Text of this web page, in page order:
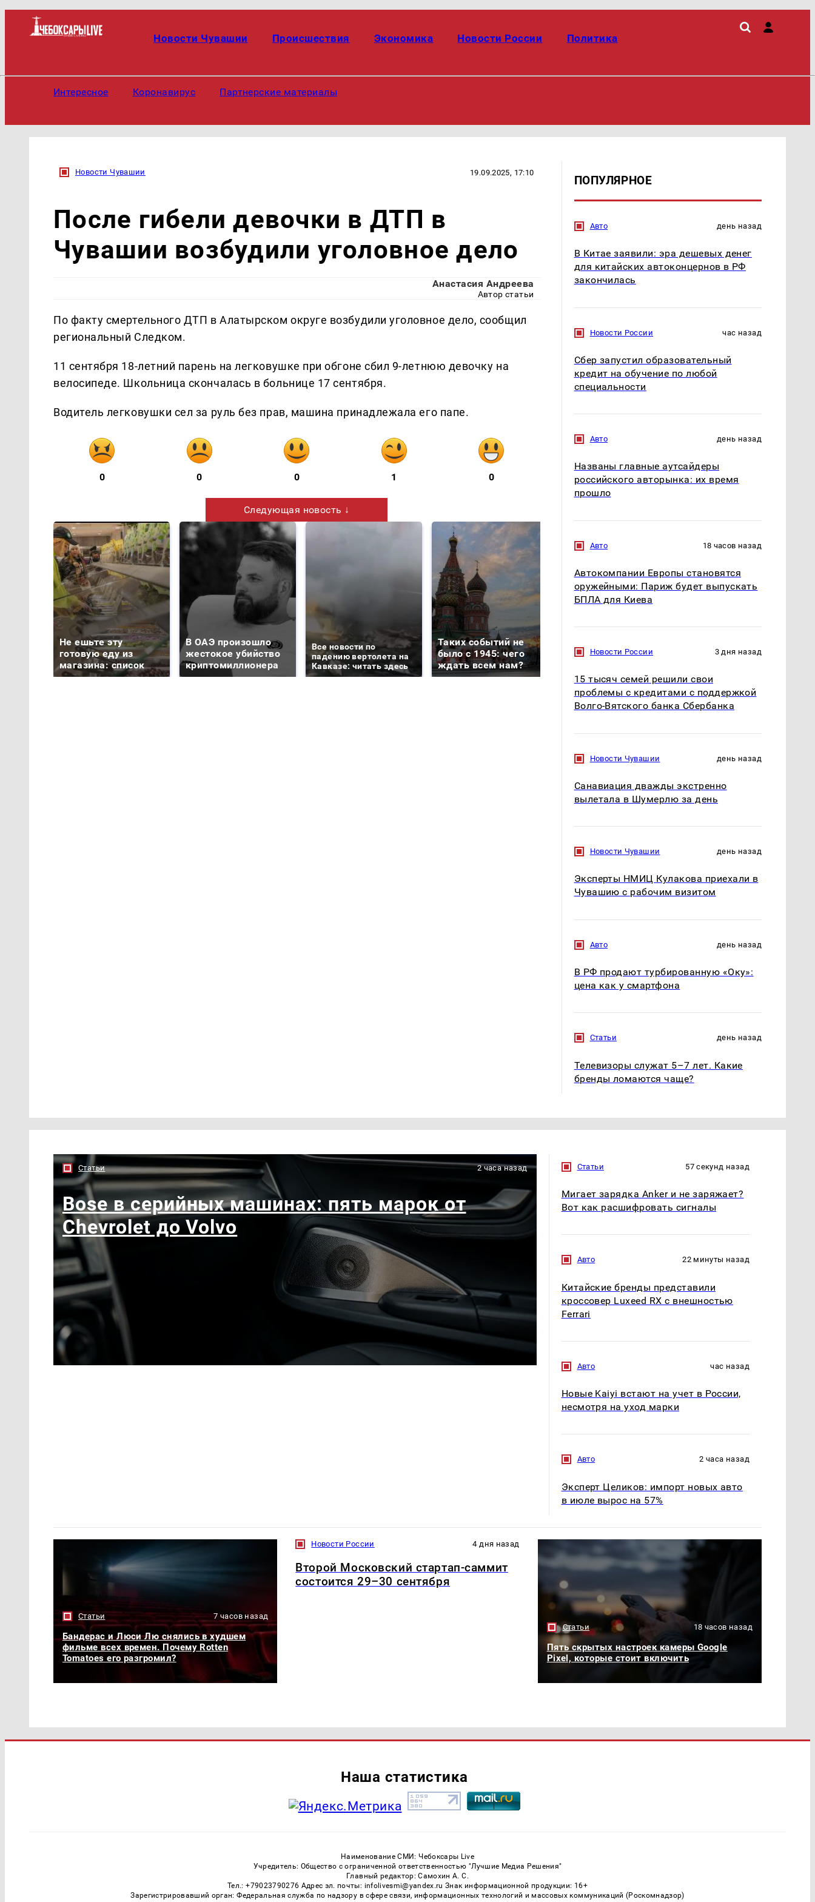
Новости Чувашии Происшествия Экономика Новости России Политика
Интересное Коронавирус Партнерские материалы
Новости Чувашии 19.09.2025, 17:10
После гибели девочки в ДТП в
Чувашии возбудили уголовное дело
Анастасия Андреева
Автор статьи
По факту смертельного ДТП в Алатырском округе возбудили уголовное дело, сообщил
региональный Следком.
11 сентября 18-летний парень на легковушке при обгоне сбил 9-летнюю девочку на
велосипеде. Школьница скончалась в больнице 17 сентября.
Водитель легковушки сел за руль без прав, машина принадлежала его папе.
0 0 0 1 0
Следующая новость ↓
Не ешьте эту
готовую еду из
магазина: список
В ОАЭ произошло
жестокое убийство
криптомиллионера
Все новости по
падению вертолета на
Кавказе: читать здесь
Таких событий не
было с 1945: чего
ждать всем нам?
В магазинах России
ажиотаж из-за этого
СМИ: В Химках на
машину напали и
ПОПУЛЯРНОЕ
Авто день назад
В Китае заявили: эра дешевых денег
для китайских автоконцернов в РФ
закончилась
Новости России час назад
Сбер запустил образовательный
кредит на обучение по любой
специальности
Авто день назад
Названы главные аутсайдеры
российского авторынка: их время
прошло
Авто 18 часов назад
Автокомпании Европы становятся
оружейными: Париж будет выпускать
БПЛА для Киева
Новости России 3 дня назад
15 тысяч семей решили свои
проблемы с кредитами с поддержкой
Волго-Вятского банка Сбербанка
Новости Чувашии день назад
Санавиация дважды экстренно
вылетала в Шумерлю за день
Новости Чувашии день назад
Эксперты НМИЦ Кулакова приехали в
Чувашию с рабочим визитом
Авто день назад
В РФ продают турбированную «Оку»:
цена как у смартфона
Статьи день назад
Телевизоры служат 5–7 лет. Какие
бренды ломаются чаще?
Статьи 2 часа назад
Bose в серийных машинах: пять марок от
Chevrolet до Volvo
Статьи 57 секунд назад
Мигает зарядка Anker и не заряжает?
Вот как расшифровать сигналы
Авто 22 минуты назад
Китайские бренды представили
кроссовер Luxeed RX с внешностью
Ferrari
Авто час назад
Новые Kaiyi встают на учет в России,
несмотря на уход марки
Авто 2 часа назад
Эксперт Целиков: импорт новых авто
в июле вырос на 57%
Статьи 7 часов назад
Бандерас и Люси Лю снялись в худшем
фильме всех времен. Почему Rotten
Tomatoes его разгромил?
Новости России 4 дня назад
Второй Московский стартап-саммит
состоится 29–30 сентября
Статьи 18 часов назад
Пять скрытых настроек камеры Google
Pixel, которые стоит включить
Наша статистика
Наименование СМИ: Чебоксары Live
Учредитель: Общество с ограниченной ответственностью "Лучшие Медиа Решения"
Главный редактор: Самохин А. С.
Тел.: +79023790276 Адрес эл. почты: infolivesmi@yandex.ru Знак информационной продукции: 16+
Зарегистрировавший орган: Федеральная служба по надзору в сфере связи, информационных технологий и массовых коммуникаций (Роскомнадзор)